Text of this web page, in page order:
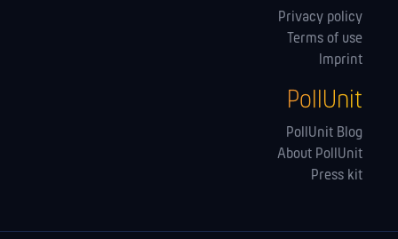
Privacy policy
Terms of use
Imprint
PollUnit
PollUnit Blog
About PollUnit
Press kit